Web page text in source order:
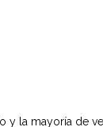
la mayoría de